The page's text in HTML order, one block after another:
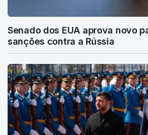
Senado dos EUA aprova novo
sanções contra a Rússia